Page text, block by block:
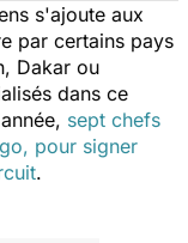
s'ajoute aux
par certains pays
Dakar ou
dans ce
sept chefs
pour signer
.